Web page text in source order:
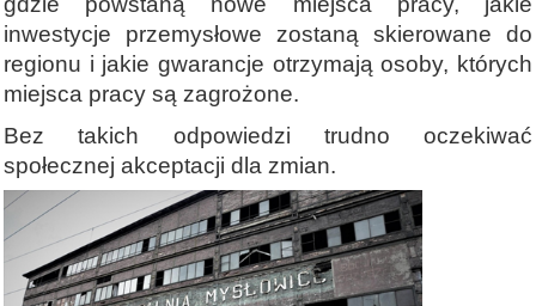
inwestycje przemysłowe zostaną skierowane do
regionu i jakie gwarancje otrzymają osoby, których
miejsca pracy są zagrożone.
Bez takich odpowiedzi trudno oczekiwać
społecznej akceptacji dla zmian.